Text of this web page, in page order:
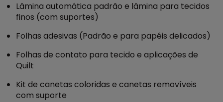
Lâmina automática padrão e lâmina para tecidos
finos (com suportes)
Folhas adesivas (Padrão e para papéis delicados)
Folhas de contato para tecido e aplicações de
Quilt
Kit de canetas coloridas e canetas removíveis
com suporte